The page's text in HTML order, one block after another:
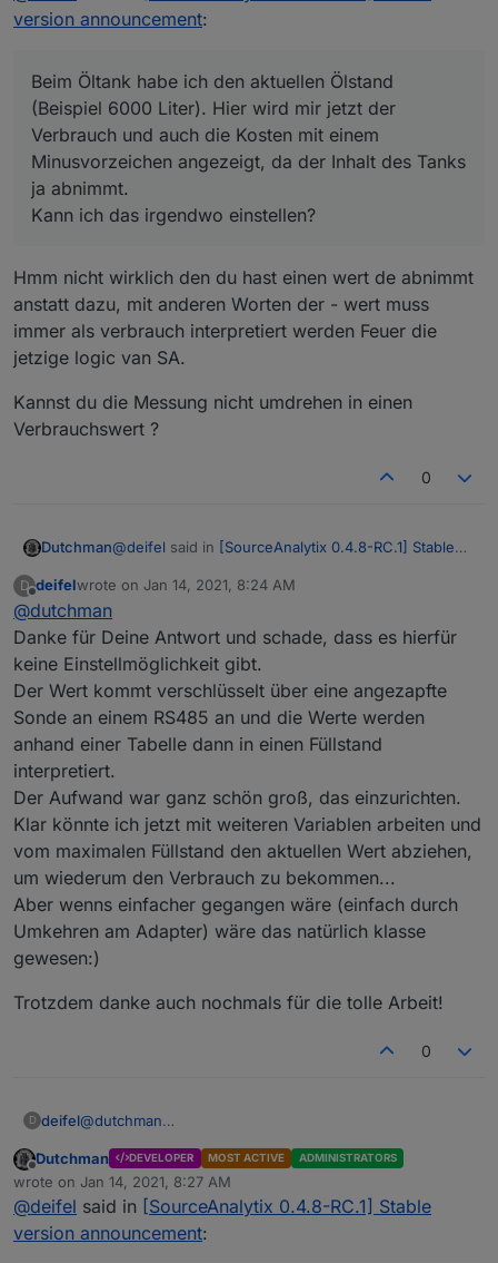
valueAtDeviceReset": xxxx
A device reset is detected, see function 7
Issue 9 My calculations are incorrect
Verify if the cumulatedReading reflects the
Go to tab objects
Change the cumulatedReading
Exit expert mode
Ensure the start values are set correctly
Start SA
Ensure the start values are set correctly
These start values are defined at the state
settings and should be < thancurrentReading
Please ensure cumulativeReading >= DayStart
>= WeekStart >= MonthStart >= QuarterStart
>= YearStart
Verify these values in state raw object :
Beim Öltank habe ich den aktuellen Ölstand (Beispiel
Inhalt des Tanks ja abnimmt.
Kann ich das irgendwo einstellen?
version announcement:
Beim Öltank habe ich den aktuellen Ölstand
(Beispiel 6000 Liter). Hier wird mir jetzt der
Verbrauch und auch die Kosten mit einem
Minusvorzeichen angezeigt, da der Inhalt des Tanks
ja abnimmt.
Kann ich das irgendwo einstellen?
Hmm nicht wirklich den du hast einen wert de abnimmt
anstatt dazu, mit anderen Worten der - wert muss
immer als verbrauch interpretiert werden Feuer die
jetzige logic van SA.
Kannst du die Messung nicht umdrehen in einen
Verbrauchswert ?
0
Dutchman@deifel said in [SourceAnalytix 0.4.8-RC.1] Stable
(Beispiel 6000 Liter). Hier wird mir jetzt der
Verbrauch und auch die Kosten mit einem
Minusvorzeichen angezeigt, da der Inhalt des
Tanks ja abnimmt.
Kann ich das irgendwo einstellen?
Hmm nicht wirklich den du hast einen wert de
abnimmt anstatt dazu, mit anderen Worten der -
wert muss immer als verbrauch interpretiert werden
Feuer die jetzige logic van SA.
Kannst du die Messung nicht umdrehen in einen
Verbrauchswert ?
D
Offline
deifelwrote on Jan 14, 2021, 8:24 AM
last edited by
@dutchman
Danke für Deine Antwort und schade, dass es hierfür
keine Einstellmöglichkeit gibt.
Der Wert kommt verschlüsselt über eine angezapfte
Sonde an einem RS485 an und die Werte werden
anhand einer Tabelle dann in einen Füllstand
interpretiert.
Der Aufwand war ganz schön groß, das einzurichten.
Klar könnte ich jetzt mit weiteren Variablen arbeiten und
vom maximalen Füllstand den aktuellen Wert abziehen,
um wiederum den Verbrauch zu bekommen...
Aber wenns einfacher gegangen wäre (einfach durch
Umkehren am Adapter) wäre das natürlich klasse
gewesen:)
Trotzdem danke auch nochmals für die tolle Arbeit!
0
D deifel@dutchman
keine Einstellmöglichkeit gibt.
Der Wert kommt verschlüsselt über eine angezapfte
Sonde an einem RS485 an und die Werte werden
anhand einer Tabelle dann in einen Füllstand
interpretiert.
Trotzdem danke auch nochmals für die tolle Arbeit!
Offline
Dutchman DEVELOPER MOST ACTIVE ADMINISTRATORS
wrote on Jan 14, 2021, 8:27 AM
last edited by
@deifel said in [SourceAnalytix 0.4.8-RC.1] Stable
version announcement: